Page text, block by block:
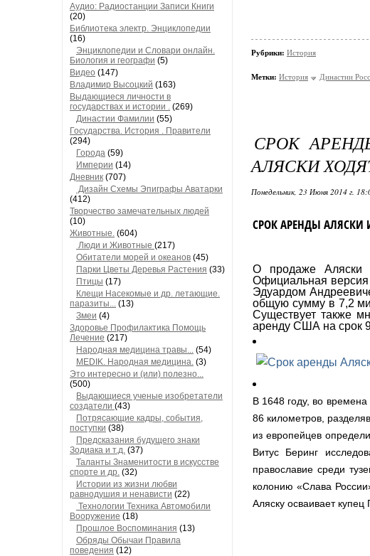
Аудио: Радиостанции Записи Книги
(20)
Библиотека электр. Энциклопедии
(16)
Энциклопедии и Словари онлайн.
Биология и географи (5)
Видео (147)
Владимир Высоцкий (163)
Выдающиеся личности в
государствах и истории . (269)
Династии Фамилии (55)
Государства. История . Правители
(294)
Города (59)
Империи (14)
Дневник (707)
Дизайн Схемы Эпиграфы Аватарки
(412)
Творчество замечательных людей
(10)
Животные. (604)
Люди и Животные (217)
Обитатели морей и океанов (45)
Парки Цветы Деревья Растения (33)
Птицы (17)
Клещи Насекомые и др. летающие.
паразиты... (13)
Змеи (4)
Здоровье Профилактика Помощь
Лечение (217)
Народная медицина травы... (54)
MEDIK. Народная медицина. (3)
Это интересно и (или) полезно...
(500)
Выдающиеся ученые изобретатели
создатели (43)
Потрясающие кадры, события,
поступки (38)
Предсказания будущего знаки
Зодиака и т.д. (37)
Таланты Знаменитости в искусстве
спорте и др. (32)
Истории из жизни любви
равнодушия и ненависти (22)
Технологии Техника Автомобили
Вооружение (18)
Прошлое Воспоминания (13)
Обряды Обычаи Правила
поведения (12)
Рубрики: История
Метки: История Династии
СРОК
АЛЯСКИ
Понедельник, 23 Июня 2014 г.
СРОК АРЕНДЫ АЛЯСКИ
О продаже Аляски
Официальная
Эдуардом
общую сумму в 7,2
Существует также
аренду США на срок
В 1648 году, во
86 километров,
из европейцев
Витус Беринг
православие среди
колонию «Слава
Аляску осваивает